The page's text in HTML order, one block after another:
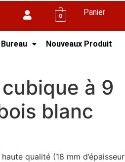
0 Panier
Nouveaux Produit
à 9
blanc
qualité (18 mm